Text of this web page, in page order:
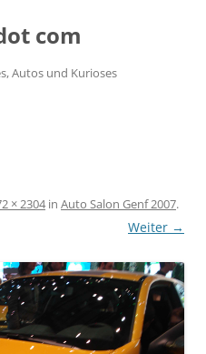
com
Autos und Kurioses
× 2304in Auto Salon Genf 2007.
Weiter →